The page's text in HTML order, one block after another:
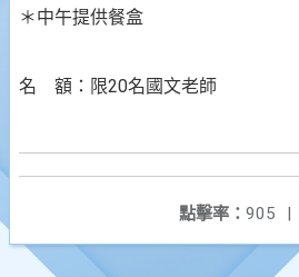
＊中午提供餐盒
名 額：限20名國文老師
點擊率： 905 |